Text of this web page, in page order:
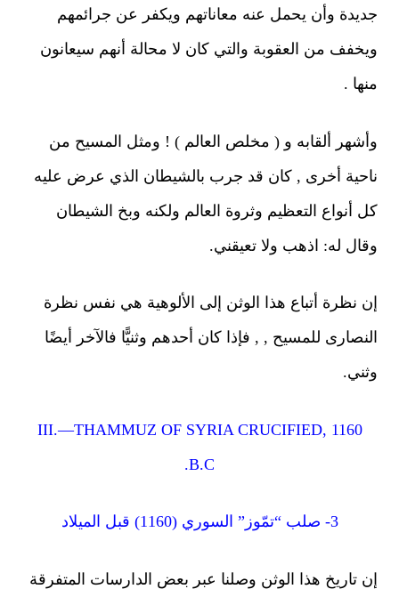
وأن يحمل عنه معاناتهم ويكفر عن جرائمهم
من العقوبة والتي كان لا محالة أنهم سيعانون
.
ألقابه و ( مخلص العالم ) ! ومثل المسيح من
أخرى , كان قد جرب بالشيطان الذي عرض عليه
أنواع التعظيم وثروة العالم ولكنه وبخ الشيطان
له: اذهب ولا تعيقني.
نظرة أتباع هذا الوثن إلى الألوهية هي نفس نظرة
للمسيح , , فإذا كان أحدهم وثنيًّا فالآخر أيضًا
III.—THAMMUZ OF SYRIA CRUCIFIED, 1160
تاريخ هذا الوثن وصلنا عبر بعض الدارسات المتفرقة